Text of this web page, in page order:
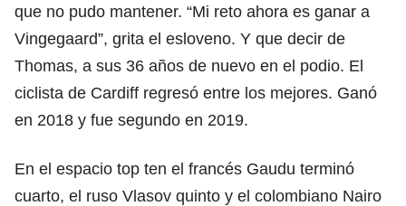
que no pudo mantener. “Mi reto ahora es ganar a
Vingegaard”, grita el esloveno. Y que decir de
Thomas, a sus 36 años de nuevo en el podio. El
ciclista de Cardiff regresó entre los mejores. Ganó
en 2018 y fue segundo en 2019.
En el espacio top ten el francés Gaudu terminó
cuarto, el ruso Vlasov quinto y el colombiano Nairo